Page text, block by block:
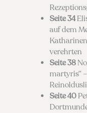
Seite 34
auf dem
verehrten
Seite 38
martyris“
Seite 40